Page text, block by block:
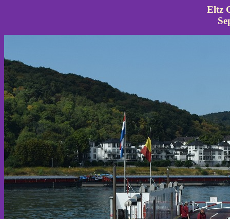
Eltz